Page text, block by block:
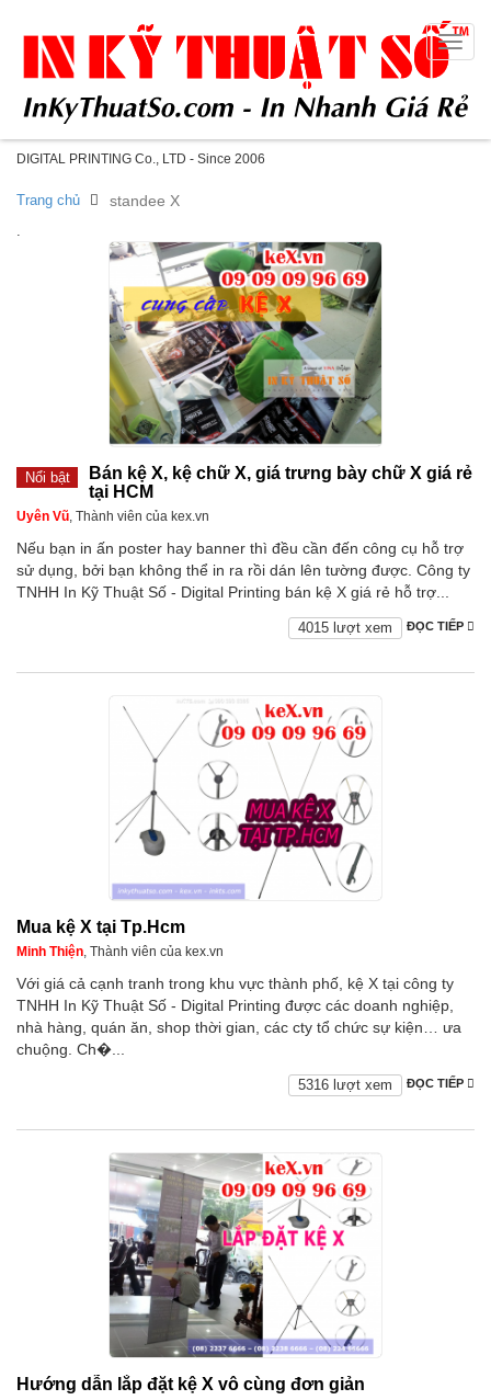
DIGITAL PRINTING Co., LTD - Since 2006
Toggle
Trang chủ standee X
.
Nổi bật
Bán kệ X, kệ chữ X, giá trưng bày chữ X giá rẻ
tại HCM
Uyên Vũ, Thành viên của kex.vn
Nếu bạn in ấn poster hay banner thì đều cần đến công cụ hỗ trợ
sử dụng, bởi bạn không thể in ra rồi dán lên tường được. Công ty
TNHH In Kỹ Thuật Số - Digital Printing bán kệ X giá rẻ hỗ trợ...
ĐỌC TIẾP
4015 lượt xem
Mua kệ X tại Tp.Hcm
Minh Thiện, Thành viên của kex.vn
Với giá cả cạnh tranh trong khu vực thành phố, kệ X tại công ty
TNHH In Kỹ Thuật Số - Digital Printing được các doanh nghiệp,
nhà hàng, quán ăn, shop thời gian, các cty tổ chức sự kiện… ưa
chuộng. Ch�...
ĐỌC TIẾP
5316 lượt xem
Hướng dẫn lắp đặt kệ X vô cùng đơn giản